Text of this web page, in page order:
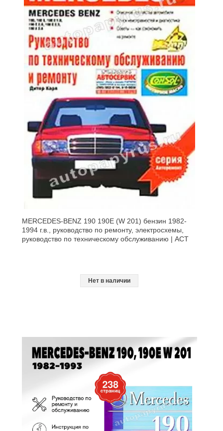
MERCEDES-BENZ 190 190E (W 201) бензин 1982-
1994 г.в., руководство по ремонту, электросхемы,
руководство по техническому обслуживанию | АСТ
Нет в наличии